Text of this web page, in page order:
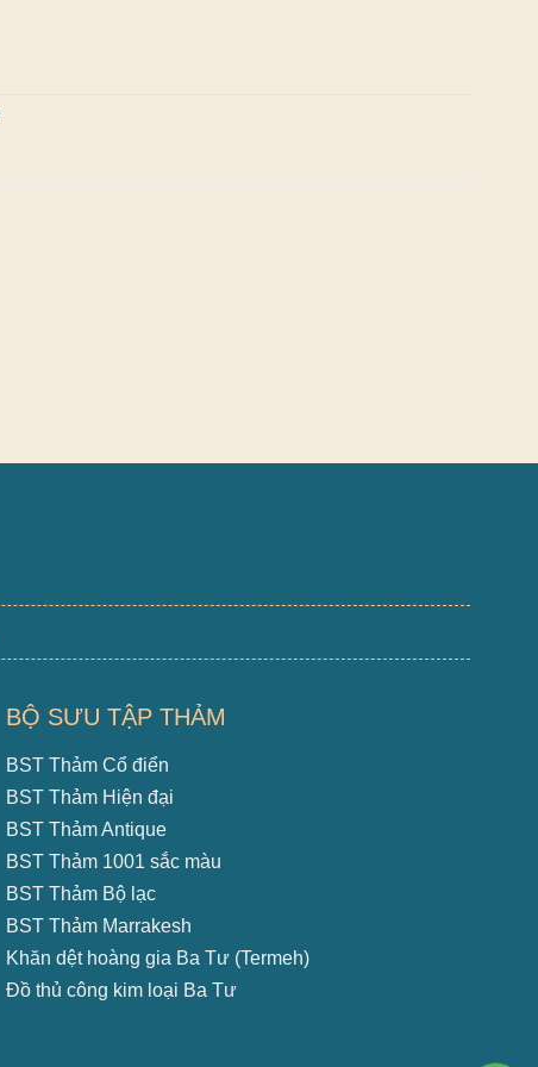
BỘ SƯU TẬP THẢM
BST Thảm Cổ điển
BST Thảm Hiện đại
BST Thảm Antique
BST Thảm 1001 sắc màu
BST Thảm Bộ lạc
BST Thảm Marrakesh
Khăn dệt hoàng gia Ba Tư (Termeh)
Đồ thủ công kim loại Ba Tư